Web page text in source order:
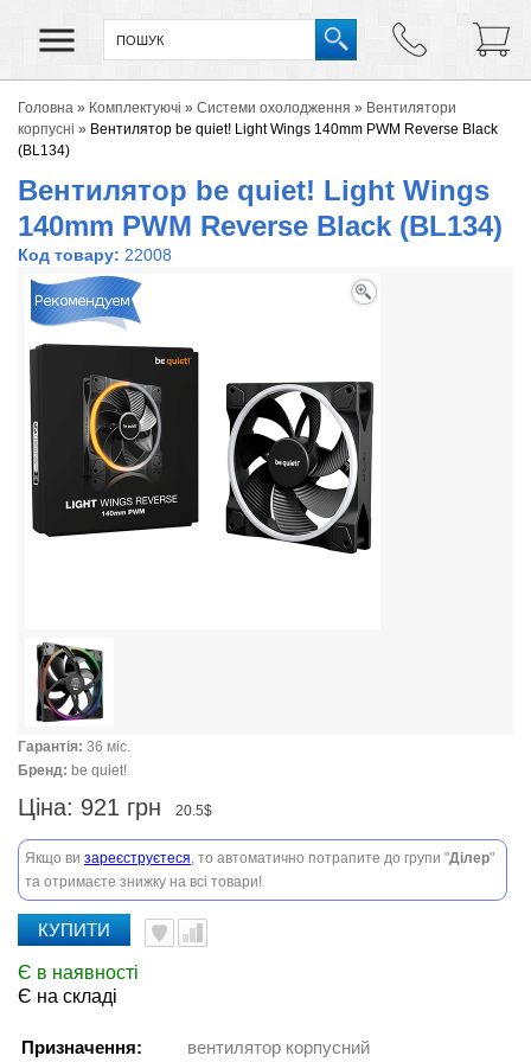
Головна » Комплектуючі » Системи охолодження » Вентилятори
корпусні » Вентилятор be quiet! Light Wings 140mm PWM Reverse Black
(BL134)
Вентилятор be quiet! Light Wings
140mm PWM Reverse Black (BL134)
Код товару: 22008
Гарантія: 36 міс.
Бренд: be quiet!
Ціна: 921 грн 20.5$
Якщо ви зареєструєтеся, то автоматично потрапите до групи "Ділер"
та отримаєте знижку на всі товари!
КУПИТИ
Є в наявності
Є на складі
Призначення:
вентилятор корпусний